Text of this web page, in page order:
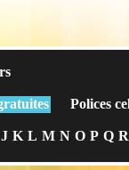
Polices
J K L M N O P Q R